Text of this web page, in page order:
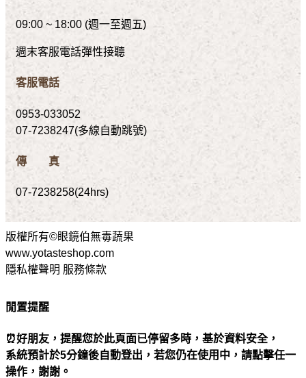
09:00 ~ 18:00 (週一至週五)
週末客服電話彈性接聽
客服電話
0953-033052
07-7238247(多線自動跳號)
傳 真
07-7238258(24hrs)
版權所有©眼鏡伯無毒蔬果
www.yotasteshop.com
隱私權聲明 服務條款
閒置提醒
⏰好朋友，提醒您於此頁面已停留多時，基於資料安全，
系統預計於5分鐘後自動登出，若您仍在使用中，請點擊任一
操作，謝謝。